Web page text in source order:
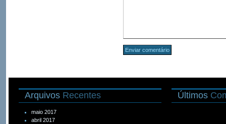
Arquivos Recentes
maio 2017
abril 2017
Últimos